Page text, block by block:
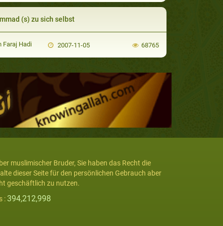
(s) zu sich selbst
Faraj Hadi 2007-11-05 68765
muslimischer Bruder, Sie haben das Recht die
dieser Seite für den persönlichen Gebrauch aber
geschäftlich zu nutzen.
: 394,212,998